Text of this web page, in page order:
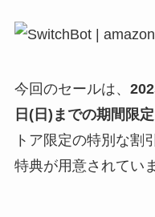
今回のセールは、
日(日)までの期間限定
トア限定の特別な割
特典が用意されてい